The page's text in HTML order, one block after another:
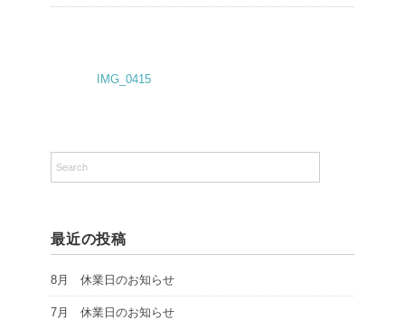
IMG_0415
最近の投稿
8月 休業日のお知らせ
7月 休業日のお知らせ